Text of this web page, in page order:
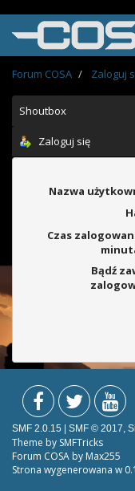
Forum COSA Zaloguj
Shoutbox
Zaloguj się
Nazwa
Czas
Bądź
SMF 2.0.15 SMF © 2017,
Theme by SMFTricks
Forum COSA by Max255
Strona wygenerowana w